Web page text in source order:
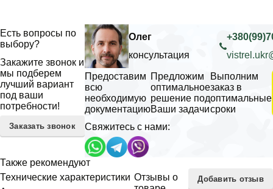
Есть вопросы по
выбору?
Закажите звонок и
мы подберем
лучший вариант
под ваши
потребности!
Заказать звонок
Олег
консультация
Предоставим
всю
необходимую
документацию
Предложим
оптимальное
решение под
Ваши задачи
Выполним
заказ в
оптимальные
сроки
Свяжитесь с нами:
Также рекомендуют
Технические характеристики Отзывы о
Добавить отзыв